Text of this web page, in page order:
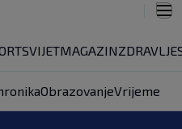
SVIJETMAGAZINZDRAVLJE
ObrazovanjeVrijeme